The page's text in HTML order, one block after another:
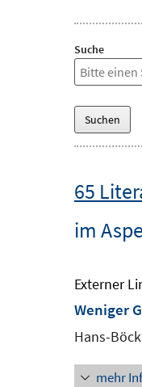
Suche
65
im
Externer
Weniger
Hans-
mehr